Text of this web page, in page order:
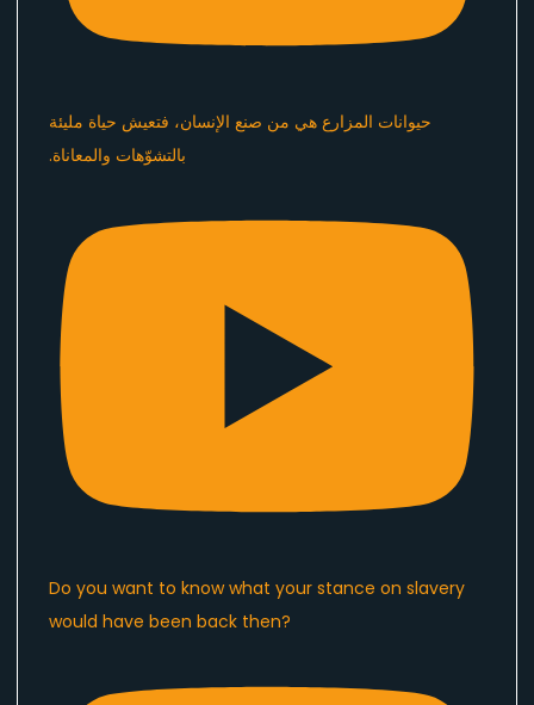
Do you want to know what your stance on slavery
would have been back then?